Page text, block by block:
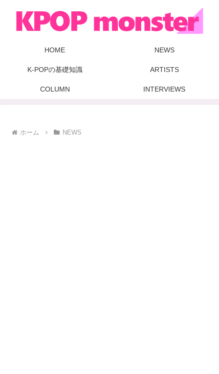
HOME NEWS
K-POPの基礎知識 ARTISTS
COLUMN INTERVIEWS
ホーム NEWS